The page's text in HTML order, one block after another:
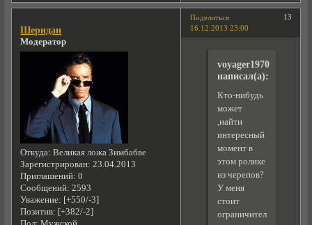
Поделиться
13
16.12.2013 23:00
Шеридан
Модератор
Откуда: Великая ложа Зимбабве
Зарегистрирован: 23.04.2013
Приглашений: 0
Сообщений: 2593
Уважение: [+550/-3]
Позитив: [+382/-2]
voyager1970
написал(а):
Кто-нибудь
может
,найти
интересный
момент в
этом ролике
из черепов?
У меня
стоит
ограничитель